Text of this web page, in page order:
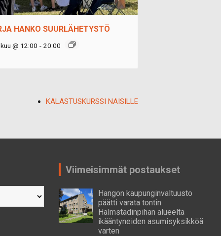
HANKO SUURLÄHETYSTÖ
@ 12:00 - 20:00
KALASTUSKURSSI NAISILLE
Viimeisimmät postaukset
Hangon kaupunginvaltuusto
päätti varata tontin
Halmstadinpihan alueelta
ikääntyneiden asumisyksikköä
varten